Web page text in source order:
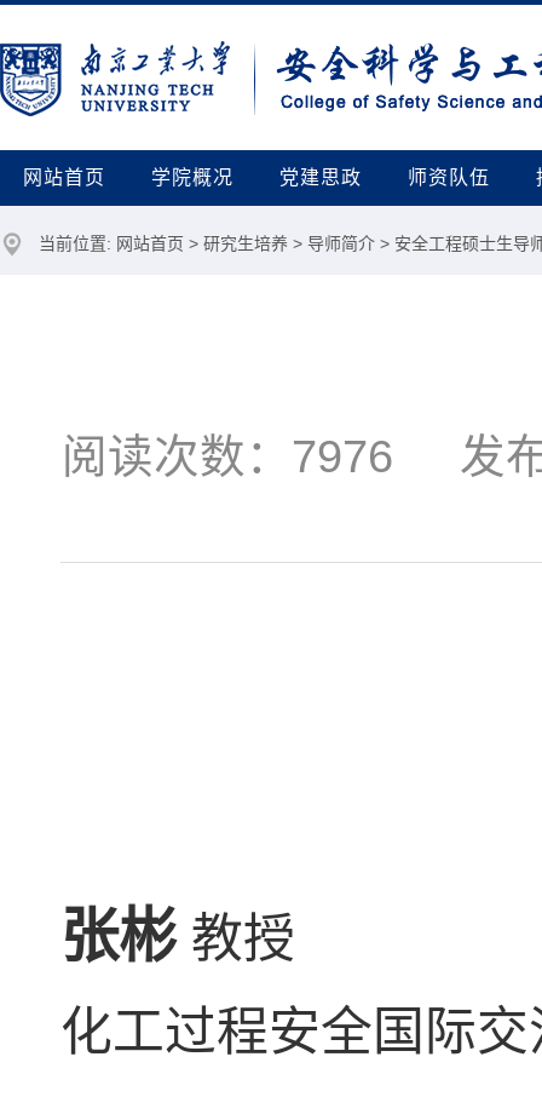
网站首页 学院概况 党建思政 师资队伍
当前位置: 网站首页 > 研究生培养 > 导师简介 > 安全工程硕士生导
阅读次数： 7976 发布
张彬 教授
化工过程安全国际